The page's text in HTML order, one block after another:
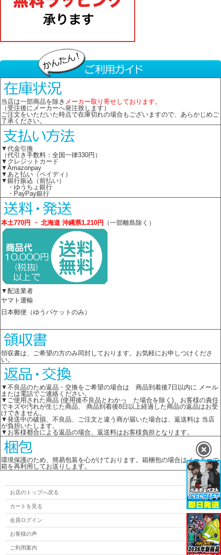
当店は一部商品を除き メーカー取り寄せしております。
（受注後にメーカーへ発注致します）
ご注文をいただいた時点で在庫切れの場合もございますので、あらかじめご
了承ください。
▼代金引換
（代引き手数料：全国一律330円）
▼クレジットカード
▼Amazonpay
▼あと払い（ペイディ）
▼銀行振込（前払い）
・ゆうちょ銀行
・PayPay銀行
本土770円 ・ 北海道 沖縄県1,210円 （一部離島除く）
▼配送業者
ヤマト運輸
日本郵便（ゆうパケットのみ）
領収書は、ご希望の方のみ同封しております。お気軽にお申しつけくださ
い。
▼不良品のため返品・交換をご希望の場合は 商品到着後7日以内に メール
または電話でご連絡ください。
▼ご使用された商品 (使用後不良品とわかっ た場合を除く)、お客様の責任
でキズや汚れが生じた商品、 商品到着後8日以上経過した商品の返品はお受
けできません。
▼発送中の破損、不良品、ご注文と違う商が届いた場合は、返送料は 当店
が負担いたします。
▼お客様都合による返品の場合、返送料はお客様負担となります。
環境保護のため、簡易包装を心がけております。箱梱包の場合はメーカーの
箱を再利用してお送りします。
お店のトップへ戻る
カートを見る
会員ログイン
お客様の声
ご利用案内